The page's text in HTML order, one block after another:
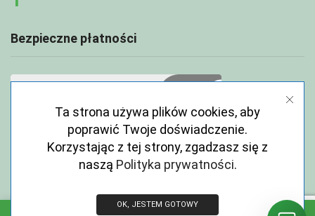
Facebook
Bezpieczne płatności
Ta strona używa plików cookies, aby
poprawić Twoje doświadczenie.
Korzystając z tej strony, zgadzasz się z
naszą Polityka prywatności.
OK, JESTEM GOTOWY